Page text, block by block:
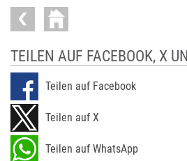
TEILEN AUF FACEBOOK, X
Teilen auf Facebook
Teilen auf X
Teilen auf WhatsApp